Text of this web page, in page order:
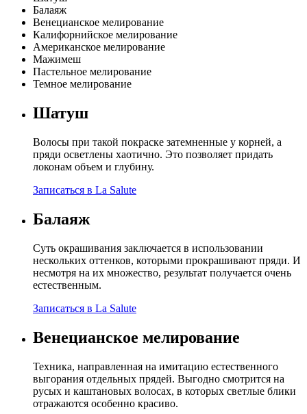
Балаяж
Венецианское мелирование
Калифорнийское мелирование
Американское мелирование
Мажимеш
Пастельное мелирование
Темное мелирование
Шатуш
Волосы при такой покраске затемненные у корней, а
пряди осветлены хаотично. Это позволяет придать
локонам объем и глубину.
Записаться в La Salute
Балаяж
Суть окрашивания заключается в использовании
нескольких оттенков, которыми прокрашивают пряди. И
несмотря на их множество, результат получается очень
естественным.
Записаться в La Salute
Венецианское мелирование
Техника, направленная на имитацию естественного
выгорания отдельных прядей. Выгодно смотрится на
русых и каштановых волосах, в которых светлые блики
отражаются особенно красиво.